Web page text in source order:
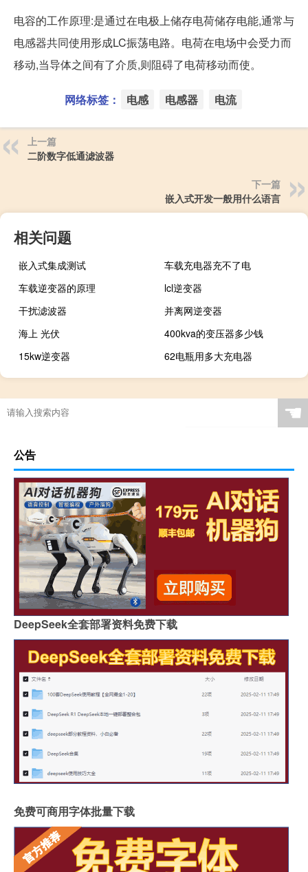
电容的工作原理:是通过在电极上储存电荷储存电能,通常与
电感器共同使用形成LC振荡电路。电荷在电场中会受力而
移动,当导体之间有了介质,则阻碍了电荷移动而使。
网络标签： 电感 电感器 电流
上一篇
二阶数字低通滤波器
下一篇
嵌入式开发一般用什么语言
相关问题
嵌入式集成测试
车载充电器充不了电
车载逆变器的原理
lcl逆变器
干扰滤波器
并离网逆变器
海上 光伏
400kva的变压器多少钱
15kw逆变器
62电瓶用多大充电器
☚
公告
DeepSeek全套部署资料免费下载
免费可商用字体批量下载